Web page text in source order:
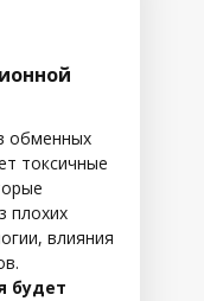
обменных
токсичные
плохих
влияния
будет